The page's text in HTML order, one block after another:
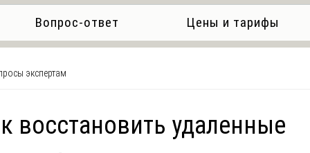
Вопрос-ответ Цены и тарифы
экспертам
восстановить удаленные